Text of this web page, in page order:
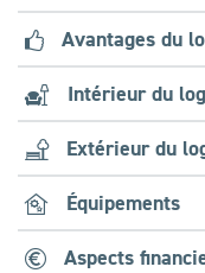
Avantages du
Intérieur du
Extérieur du
Équipements
Aspects